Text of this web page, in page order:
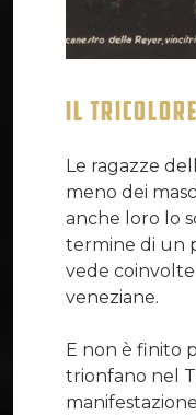
IL
Le ragazze
meno dei
anche loro lo
termine di un
vede
veneziane.
E non è finito
trionfano nel